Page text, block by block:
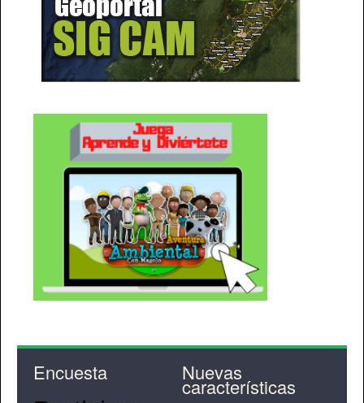
Encuesta Nuevas
características